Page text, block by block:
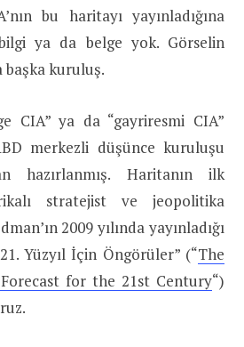
bu haritayı yayınladığına
ya da belge yok. Görselin
başka kuruluş.
CIA” ya da “gayriresmi CIA”
merkezli düşünce kuruluşu
hazırlanmış. Haritanın ilk
stratejist ve jeopolitika
2009 yılında yayınladığı
Yüzyıl İçin Öngörüler” (“The
for the 21st Century“)